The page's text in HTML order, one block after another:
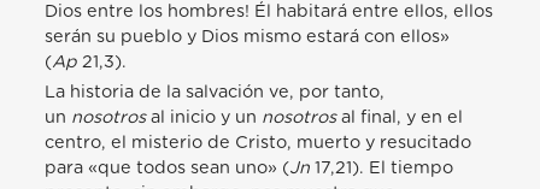
Dios entre los hombres! Él habitará entre ellos, ellos
serán su pueblo y Dios mismo estará con ellos»
(Ap 21,3).
La historia de la salvación ve, por tanto,
un nosotrosal inicio y un nosotrosal final, y en el
centro, el misterio de Cristo, muerto y resucitado
para «que todos sean uno» (Jn 17,21). El tiempo